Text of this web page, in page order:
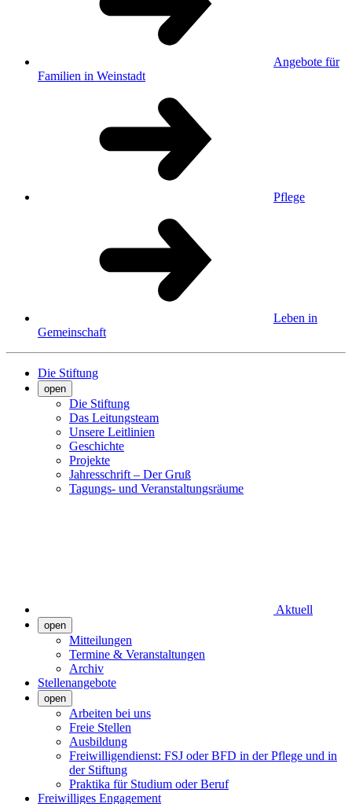
Angebote für
Familien in Weinstadt
Pflege
Leben in
Gemeinschaft
Die Stiftung
open
Die Stiftung
Das Leitungsteam
Unsere Leitlinien
Geschichte
Projekte
Jahresschrift – Der Gruß
Tagungs- und Veranstaltungsräume
Aktuell
open
Mitteilungen
Termine & Veranstaltungen
Archiv
Stellenangebote
open
Arbeiten bei uns
Freie Stellen
Ausbildung
Freiwilligendienst: FSJ oder BFD in der Pflege und in
der Stiftung
Praktika für Studium oder Beruf
Freiwilliges Engagement